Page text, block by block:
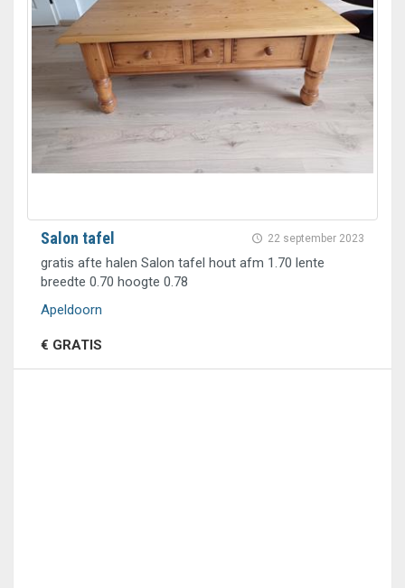
22 september 2023
Salon tafel
gratis afte halen Salon tafel hout afm 1.70 lente
breedte 0.70 hoogte 0.78
Apeldoorn
€ GRATIS